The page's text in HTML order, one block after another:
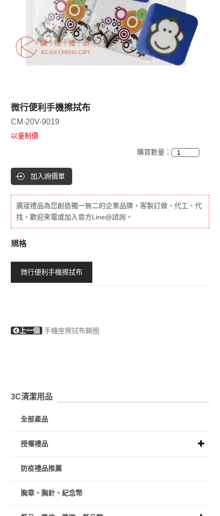
微行便利手機擦拭布
CM-20V-9019
以量制價
購買數量：
加入詢價單
廣宬禮品為您創造獨一無二的企業品牌，客製訂做、代工、代
找，歡迎來電或加入官方Line@諮詢。
規格
微行便利手機擦拭布
上一個 手機座擦拭布鎖圈
3C清潔用品
全部產品
授權禮品
防疫禮品推薦
胸章、胸針、紀念幣